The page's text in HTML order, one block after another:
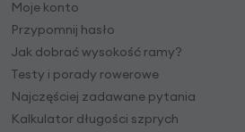
Moje konto
Przypomnij hasło
Jak dobrać wysokość ramy?
Testy i porady rowerowe
Najczęściej zadawane pytania
Kalkulator długości szprych